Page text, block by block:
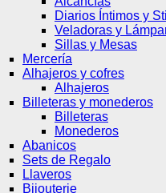
Diarios Íntimos y
Veladoras y
Sillas y Mesas
Mercería
Alhajeros y cofres
Alhajeros
Billeteras y monederos
Billeteras
Monederos
Abanicos
Sets de Regalo
Llaveros
Bijouterie